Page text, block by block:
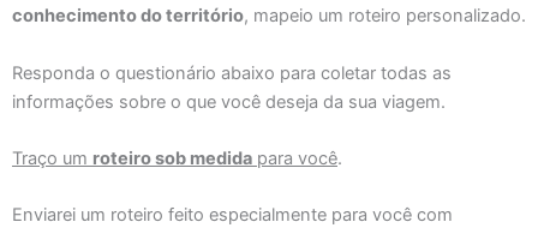
conhecimento do território, mapeio um roteiro personalizado.
Responda o questionário abaixo para coletar todas as
informações sobre o que você deseja da sua viagem.
Traço um roteiro sob medida para você.
Enviarei um roteiro feito especialmente para você com